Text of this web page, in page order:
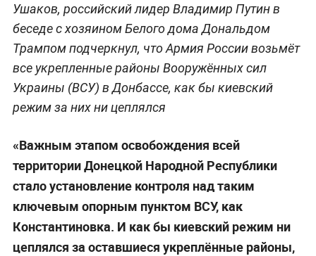
Ушаков, российский лидер Владимир Путин в
беседе с хозяином Белого дома Дональдом
Трампом подчеркнул, что Армия России возьмёт
все укрепленные районы Вооружённых сил
Украины (ВСУ) в Донбассе, как бы киевский
режим за них ни цеплялся
«Важным этапом освобождения всей
территории Донецкой Народной Республики
стало установление контроля над таким
ключевым опорным пунктом ВСУ, как
Константиновка. И как бы киевский режим ни
цеплялся за оставшиеся укреплённые районы,